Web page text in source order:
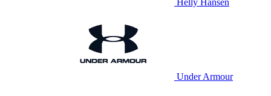
Helly Hansen
Under Armour